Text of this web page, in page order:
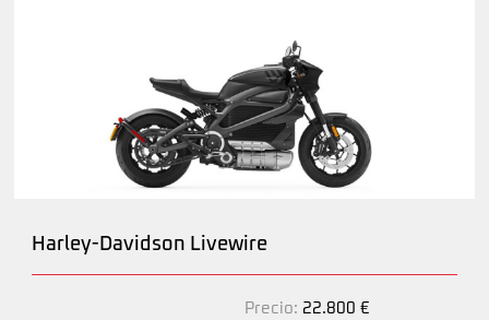
Harley-Davidson Livewire
Precio: 22.800 €